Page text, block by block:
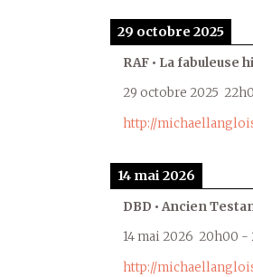
29 octobre 2025
RAF • La fabuleuse
29 octobre 2025
http://
14 mai 2026
DBD • Ancien
14 mai 2026 20h00 -
http://